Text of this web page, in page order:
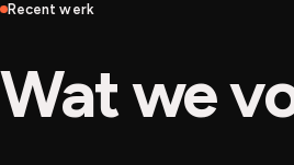
Recent werk
Wat we